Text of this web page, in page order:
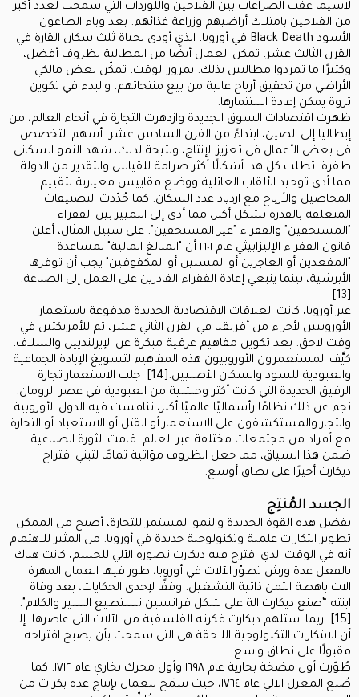
لاسيما عقب الصراعات بين الفلاحين واللوردات التي سمحت لعدد أكبر
من الفلاحين بامتلاك أراضيهم وزراعة غذائهم. بعد وباء الطاعون
الأسود Black Death في أوروبا، الذي أودى بحياة ثلث سكان القارة في
القرن الثالث عشر، تمكن العمال أيضًا من المطالبة بظروف أفضل،
وكثيرًا ما تمردوا مطالبين بذلك. بمرور الوقت، تمكّن بعض مالكي
الأراضي من تحقيق أرباح عالية من بيع منتجاتهم، والبدء في تكوين
ثروة يمكن إعادة استثمارها.
ظهرت اقتصادات السوق الجديدة وازدهرت التجارة في أنحاء العالم، من
إيطاليا إلى الصين، ابتداءً من القرن السادس عشر. أسهم التخصص
في بعض الأعمال في تعزيز الإنتاج، ونتيجة لذلك، شهد النمو السكاني
طفرة. تطلب كل هذا أشكالًا أكثر صرامة للقياس والتقدير من الدولة،
مما أدى توحيد الألقاب العائلية ووضع مقاييس معيارية لتقييم
المحاصيل والأرباح مع ازدياد عدد السكان. كما حُدّدت التصنيفات
المتعلقة بالقدرة بشكل أكبر، مما أدى إلى التمييز بين الفقراء
"المستحقين" والفقراء "غير المستحقين". على سبيل المثال، أعلن
قانون الفقراء الإليزابيثي عام ١٦٠١ أن "المبالغ المالية" لمساعدة
"المقعدين أو العاجزين أو المسنين أو المكفوفين" يجب أن توفرها
الأبرشية، بينما ينبغي إعادة الفقراء القادرين على العمل إلى الصناعة.
[13]
عبر أوروبا، كانت العلاقات الاقتصادية الجديدة مدفوعة باستعمار
الأوروبيين لأجزاء من أفريقيا في القرن الثاني عشر، ثم للأمريكتين في
وقت لاحق. بعد تكوين مفاهيم عرقية مبكرة عن الإيرلنديين والسلاف،
كيَّف المستعمرون الأوروبيون هذه المفاهيم لتسويغ الإبادة الجماعية
والعبودية للسود والسكان الأصليين.[14] جلب الاستعمار تجارة
الرقيق الجديدة التي كانت أكثر وحشية من العبودية في عصر الرومان.
نجم عن ذلك نظامًا رأسماليًا عالميًا أكبر، تنافست فيه الدول الأوروبية
والتجار والمستكشفون على الاستعمار أو القتل أو الاستعباد أو التجارة
مع أفراد من مجتمعات مختلفة عبر العالم. قامت الثورة الصناعية
ضمن هذا السياق، مما جعل الظروف مؤاتية تمامًا لتبني اقتراح
ديكارت أخيرًا على نطاق أوسع.
الجسد المُنتِج
بفضل هذه القوة الجديدة والنمو المستمر للتجارة، أصبح من الممكن
تطوير ابتكارات علمية وتكنولوجية جديدة في أوروبا. من المثير للاهتمام
أنه في الوقت الذي اقترح فيه ديكارت تصوره الآلي للجسم، كانت هناك
بالفعل عدة ورش تطوّر الآلات في أوروبا، طور فيها العمال المهرة
آلات باهظة الثمن ذاتية التشغيل. وفقًا لإحدى الحكايات، بعد وفاة
ابنته “صنع ديكارت آلة على شكل فرانسين تستطيع السير والكلام".
[15] ربما استلهم ديكارت فكرته الفلسفية من الآلات التي عاصرها، إلا
أن الابتكارات التكنولوجية اللاحقة هي التي سمحت بأن يصبح اقتراحه
مقبولًا على نطاق واسع.
طُوّرت أول مضخة بخارية عام ١٦٩٨ وأول محرك بخاري عام ١٧١٢. كما
صُنع المغزل الآلي عام ١٧٦٤، حيث سمَح للعمال بإنتاج عدة بكرات من